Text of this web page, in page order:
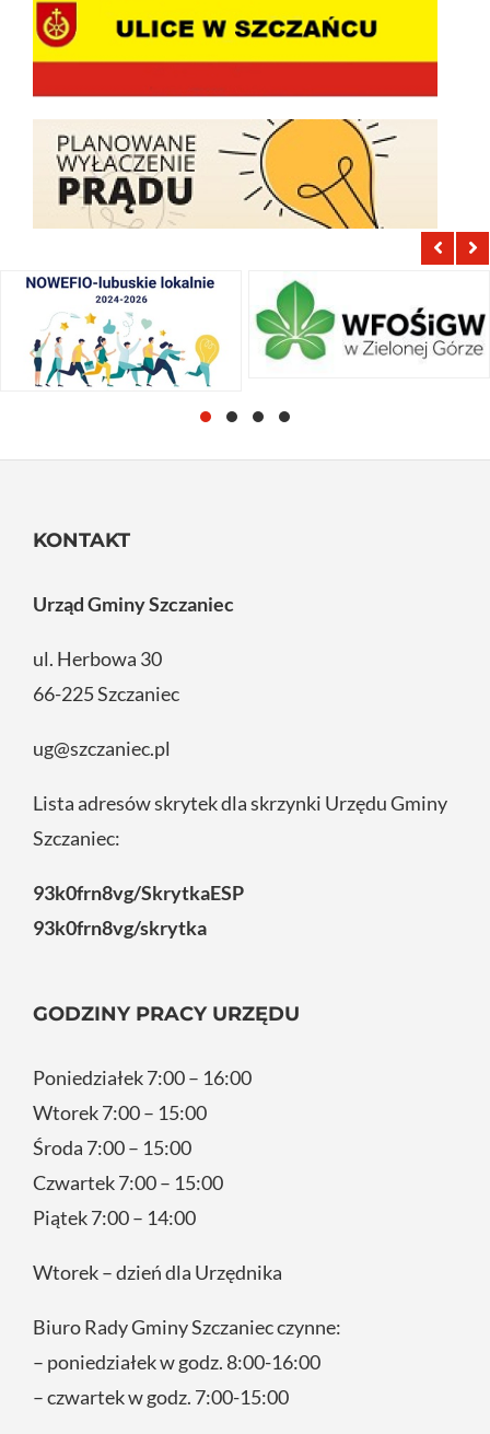
KONTAKT
Urząd Gminy Szczaniec
ul. Herbowa 30
66-225 Szczaniec
ug@szczaniec.pl
Lista adresów skrytek dla skrzynki Urzędu Gminy
Szczaniec:
93k0frn8vg/SkrytkaESP
93k0frn8vg/skrytka
GODZINY PRACY URZĘDU
Poniedziałek 7:00 – 16:00
Wtorek 7:00 – 15:00
Środa 7:00 – 15:00
Czwartek 7:00 – 15:00
Piątek 7:00 – 14:00
Wtorek – dzień dla Urzędnika
Biuro Rady Gminy Szczaniec czynne:
– poniedziałek w godz. 8:00-16:00
– czwartek w godz. 7:00-15:00